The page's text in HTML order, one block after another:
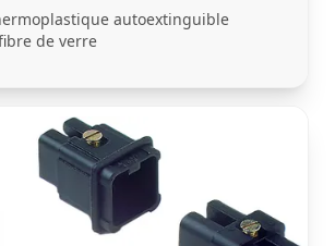
autoextinguible
de verre